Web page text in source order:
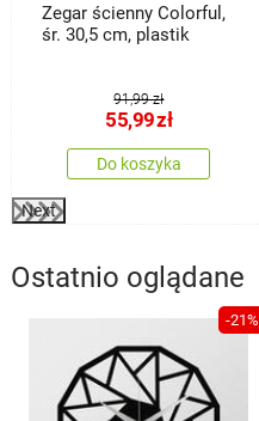
Zegar ścienny Colorful,
śr. 30,5 cm, plastik
91,99 zł
55,99zł
Do koszyka
Next
Ostatnio oglądane
-21%